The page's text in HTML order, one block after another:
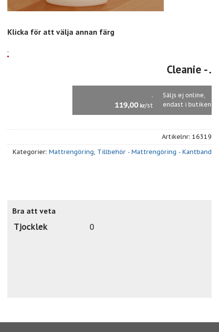
Klicka för att välja annan färg
.
Cleanie - .
.
119,00 kr/st
Säljs ej online,
endast i butiken
Artikelnr: 16319
Kategorier: Mattrengöring, Tillbehör - Mattrengöring - Kantband
Bra att veta
Tjocklek
0